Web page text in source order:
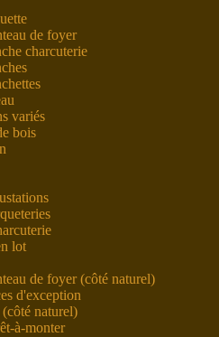
de foyer
charcuterie
variés
bois
lot
de foyer (côté naturel)
d'exception
naturel)
à-monter